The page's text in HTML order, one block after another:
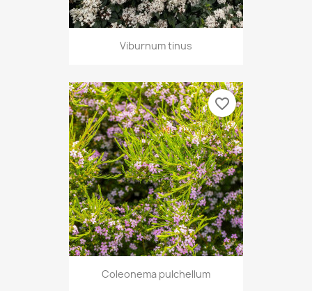
Viburnum tinus
Coleonema pulchellum
favorite_border